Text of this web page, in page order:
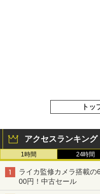
トッ
アクセスランキング
1時間 24時間
ライカ監修カメラ搭載
00円！中古セール